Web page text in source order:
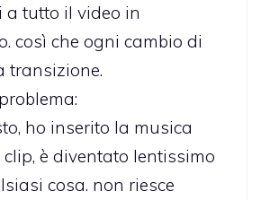
tutto il video in
così che ogni cambio di
transizione.
ho inserito la musica
è diventato lentissimo
cosa. non riesce